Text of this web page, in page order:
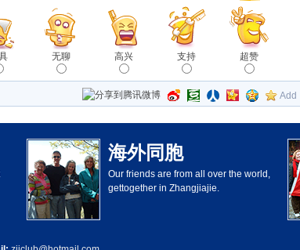
无聊 高兴 支持 超赞
Add
海外同胞
Our friends are from all over the world,
gettogether in Zhangjiajie.